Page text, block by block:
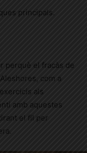
principals.
perquè el fracàs de
com a
als
amb aquestes
el fil per